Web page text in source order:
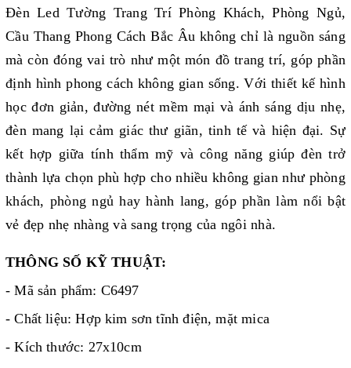
Đèn Led Tường Trang Trí Phòng Khách, Phòng Ngủ,
Cầu Thang Phong Cách Bắc Âu không chỉ là nguồn sáng
mà còn đóng vai trò như một món đồ trang trí, góp phần
định hình phong cách không gian sống. Với thiết kế hình
học đơn giản, đường nét mềm mại và ánh sáng dịu nhẹ,
đèn mang lại cảm giác thư giãn, tinh tế và hiện đại. Sự
kết hợp giữa tính thẩm mỹ và công năng giúp đèn trở
thành lựa chọn phù hợp cho nhiều không gian như phòng
khách, phòng ngủ hay hành lang, góp phần làm nổi bật
vẻ đẹp nhẹ nhàng và sang trọng của ngôi nhà.
THÔNG SỐ KỸ THUẬT:
- Mã sản phẩm: C6497
- Chất liệu: Hợp kim sơn tĩnh điện, mặt mica
- Kích thước: 27x10cm